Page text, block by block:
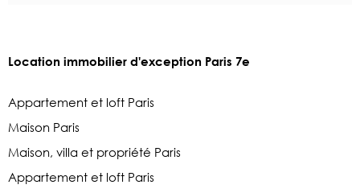
Location immobilier d'exception Paris 7e
Appartement et loft Paris
Maison Paris
Maison, villa et propriété Paris
Appartement et loft Paris